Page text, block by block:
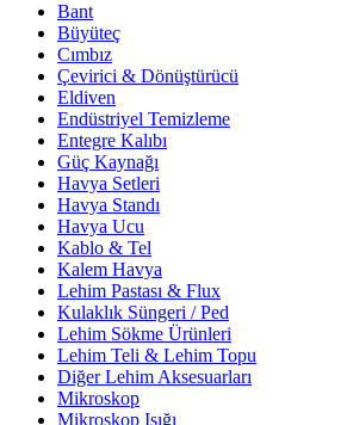
Bant
Büyüteç
Cımbız
Çevirici & Dönüştürücü
Eldiven
Endüstriyel Temizleme
Entegre Kalıbı
Güç Kaynağı
Havya Setleri
Havya Standı
Havya Ucu
Kablo & Tel
Kalem Havya
Lehim Pastası & Flux
Kulaklık Süngeri / Ped
Lehim Sökme Ürünleri
Lehim Teli & Lehim Topu
Diğer Lehim Aksesuarları
Mikroskop
Mikroskop Işığı